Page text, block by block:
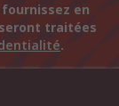
en
traitées
.